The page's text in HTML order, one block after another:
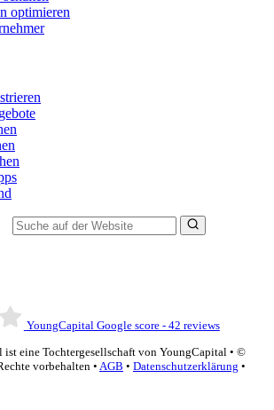
optimieren
YoungCapital Google score - 42 reviews
ist eine Tochtergesellschaft von YoungCapital • ©
vorbehalten • AGB • Datenschutzerklärung •